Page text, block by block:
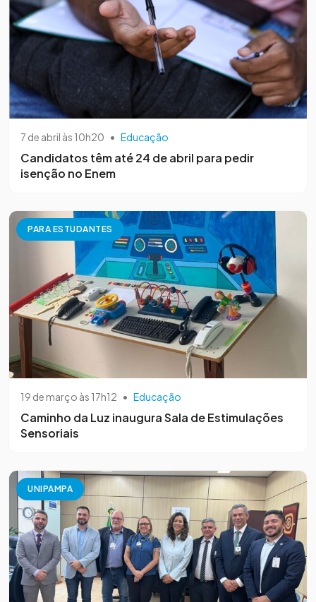
7 de abril às 10h20 • Educação
Candidatos têm até 24 de abril para pedir
isenção no Enem
PARA ESTUDANTES
19 de março às 17h12 • Educação
Caminho da Luz inaugura Sala de Estimulações
Sensoriais
UNIPAMPA